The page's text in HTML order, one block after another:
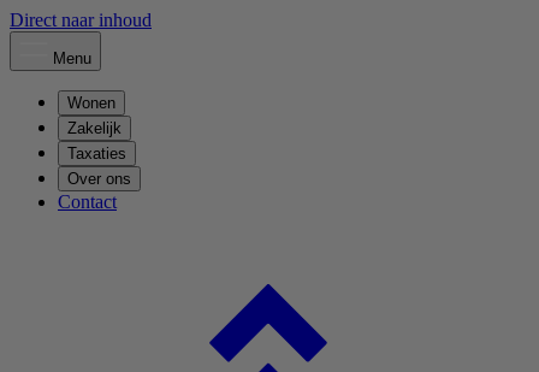
Direct naar inhoud
Menu
Wonen
Zakelijk
Taxaties
Over ons
Contact